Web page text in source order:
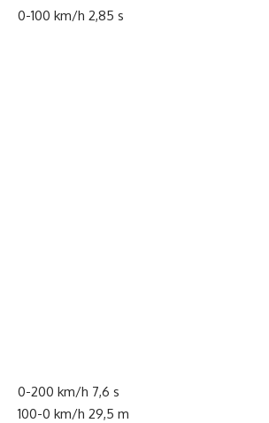
0-100 km/h 2,85 s
0-200 km/h 7,6 s
100-0 km/h 29,5 m